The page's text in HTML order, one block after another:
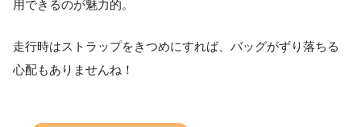
用できるのが魅力的。
走行時はストラップをきつめにすれば、バッグがずり落ちる
心配もありませんね！